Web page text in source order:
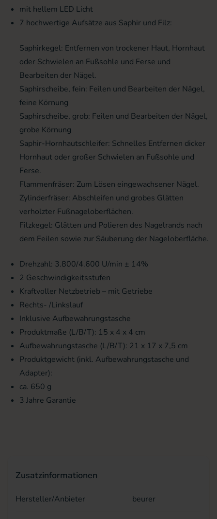
mit hellem LED Licht
7 hochwertige Aufsätze aus Saphir und Filz:
Saphirkegel: Entfernen von trockener Haut, Hornhaut
oder Schwielen an Fußsohle und Ferse und
Bearbeiten der Nägel.
Saphirscheibe, fein: Feilen und Bearbeiten der Nägel,
feine Körnung
Saphirscheibe, grob: Feilen und Bearbeiten der Nägel,
grobe Körnung
Saphir-Hornhautschleifer: Schnelles Entfernen dicker
Hornhaut oder großer Schwielen an Fußsohle und
Ferse.
Flammenfräser: Zum Lösen eingewachsener Nägel.
Zylinderfräser: Abschleifen und grobes Glätten
verholzter Fußnageloberflächen.
Filzkegel: Glätten und Polieren des Nagelrands nach
dem Feilen sowie zur Säuberung der Nageloberfläche.
Drehzahl: 3.800/4.600 U/min ± 14%
2 Geschwindigkeitsstufen
Kraftvoller Netzbetrieb – mit Getriebe
Rechts- /Linkslauf
Inklusive Aufbewahrungstasche
Produktmaße (L/B/T): 15 x 4 x 4 cm
Aufbewahrungstasche (L/B/T): 21 x 17 x 7,5 cm
Produktgewicht (inkl. Aufbewahrungstasche und
Adapter):
ca. 650 g
3 Jahre Garantie
Zusatzinformationen
Hersteller/Anbieter beurer